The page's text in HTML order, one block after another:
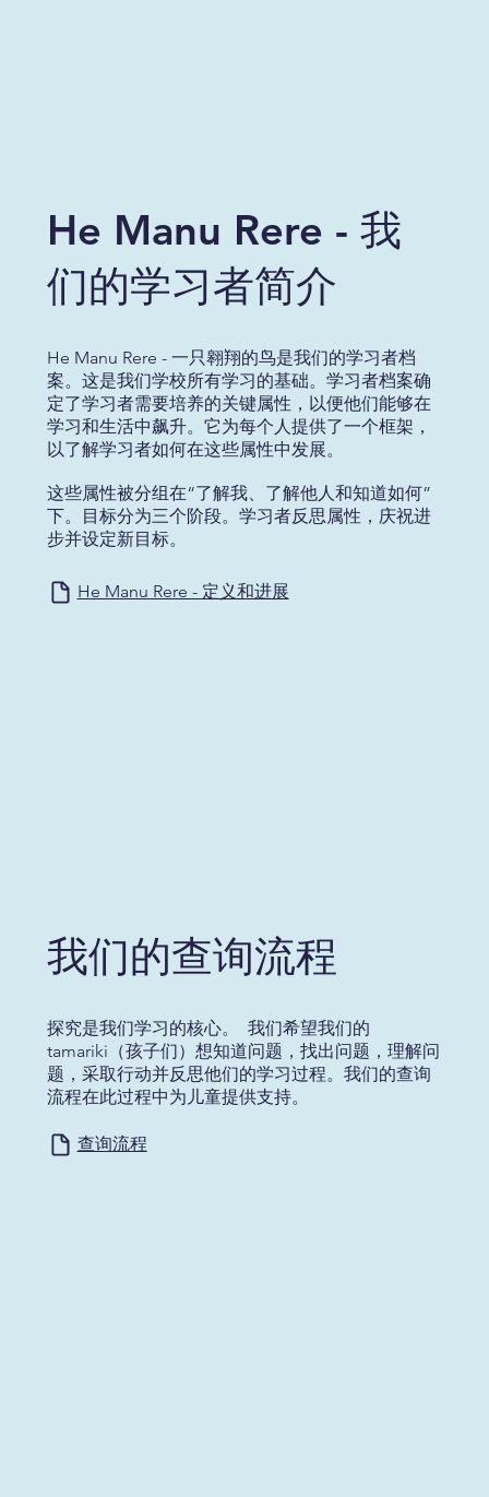
He Manu Rere - 我
们的学习者简介
He Manu Rere - 一只翱翔的鸟是我们的学习者档
案。这是我们学校所有学习的基础。学习者档案确
定了学习者需要培养的关键属性，以便他们能够在
学习和生活中飙升。它为每个人提供了一个框架，
以了解学习者如何在这些属性中发展。
这些属性被分组在“了解我、了解他人和知道如何”
下。目标分为三个阶段。学习者反思属性，庆祝进
步并设定新目标。
He Manu Rere - 定义和进展
我们的查询流程
探究是我们学习的核心。 我们希望我们的
tamariki（孩子们）想知道问题，找出问题，理解问
题，采取行动并反思他们的学习过程。我们的查询
流程在此过程中为儿童提供支持。
查询流程